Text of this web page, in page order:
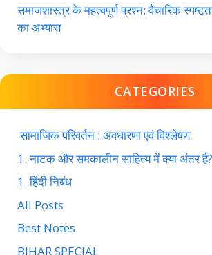
समाजशास्त्र के महत्वपूर्ण प्रश्न: वैचारिक
का अभ्यास
CATEGORIES
सामाजिक परिवर्तन : अवधारणा एवं विश्लेषण
1. नाटक और समकालीन साहित्य में क्या अंतर है?
1. हिंदी निबंध
All Posts
Best Notes
BIHAR SPECIAL